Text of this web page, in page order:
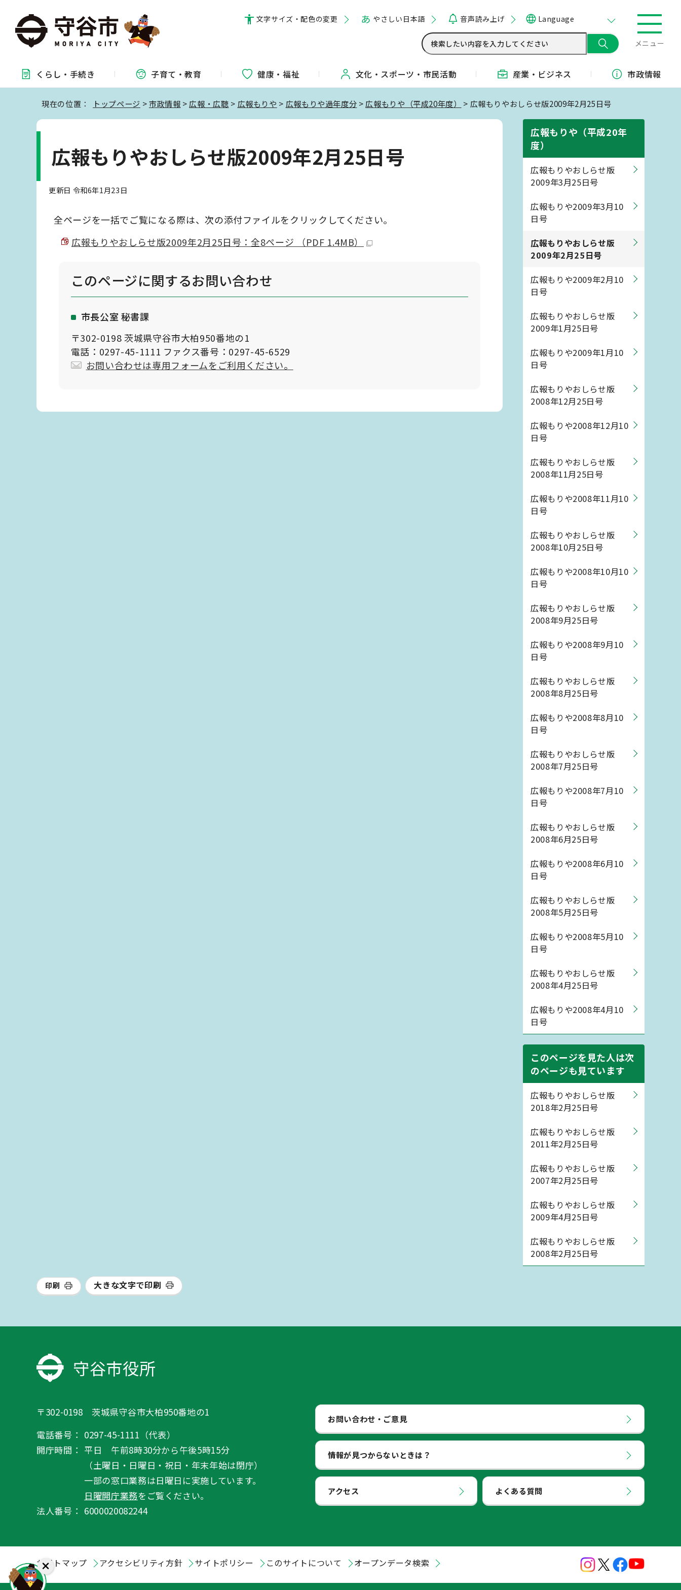
文字サイズ・配色の変更 やさしい日本語 音声読み上げ Language
メニュー
くらし・ 手続き 子育て・教育 健康・福祉 文化・ スポーツ・ 市民活動 産業・ ビジネス 市政情報
現在の位置： トップページ >市政情報 > 広報・広聴 > 広報もりや > 広報もりや過年度分 > 広報もりや（平成20年度） > 広報もりやおしらせ版2009年2月25日号
広報もりやおしらせ版2009年2月25日号
更新日 令和6年1月23日
全ページを一括でご覧になる際は、次の添付ファイルをクリックしてください。
広報もりやおしらせ版2009年2月25日号：全8ページ （PDF 1.4MB）
このページに関するお問い合わせ
市長公室 秘書課
〒302-0198 茨城県守谷市大柏950番地の1
電話：0297-45-1111 ファクス番号：0297-45-6529
お問い合わせは専用フォームをご利用ください。
広報もりや（平成20年
度）
広報もりやおしらせ版
2009年3月25日号
広報もりや2009年3月10
日号
広報もりやおしらせ版
2009年2月25日号
広報もりや2009年2月10
日号
広報もりやおしらせ版
2009年1月25日号
広報もりや2009年1月10
日号
広報もりやおしらせ版
2008年12月25日号
広報もりや2008年12月10
日号
広報もりやおしらせ版
2008年11月25日号
広報もりや2008年11月10
日号
広報もりやおしらせ版
2008年10月25日号
広報もりや2008年10月10
日号
広報もりやおしらせ版
2008年9月25日号
広報もりや2008年9月10
日号
広報もりやおしらせ版
2008年8月25日号
広報もりや2008年8月10
日号
広報もりやおしらせ版
2008年7月25日号
広報もりや2008年7月10
日号
広報もりやおしらせ版
2008年6月25日号
広報もりや2008年6月10
日号
広報もりやおしらせ版
2008年5月25日号
広報もりや2008年5月10
日号
広報もりやおしらせ版
2008年4月25日号
広報もりや2008年4月10
日号
このページを見た人は次
のページも見ています
広報もりやおしらせ版
2018年2月25日号
広報もりやおしらせ版
2011年2月25日号
広報もりやおしらせ版
2007年2月25日号
広報もりやおしらせ版
2009年4月25日号
広報もりやおしらせ版
2008年2月25日号
印刷 大きな文字で印刷
守谷市役所
〒302-0198 茨城県守谷市大柏950番地の1
電話番号： 0297-45-1111（代表）
開庁時間： 平日 午前8時30分から午後5時15分
（土曜日・日曜日・祝日・年末年始は閉庁）
一部の窓口業務は日曜日に実施しています。
日曜開庁業務をご覧ください。
法人番号： 6000020082244
お問い合わせ・ご意見
情報が見つからないときは？
アクセス よくある質問
サイトマップ アクセシビリティ方針 サイトポリシー このサイトについて オープンデータ検索